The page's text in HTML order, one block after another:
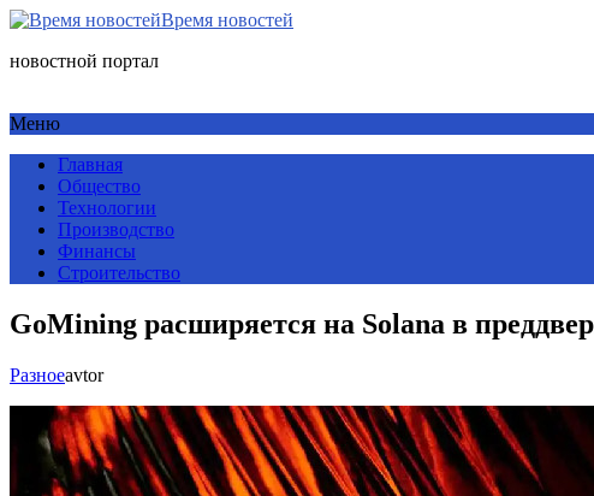
Время новостей
новостной портал
Меню
Главная
Общество
Технологии
Производство
Финансы
Строительство
GoMining расширяется на Solana в
Разноеavtor